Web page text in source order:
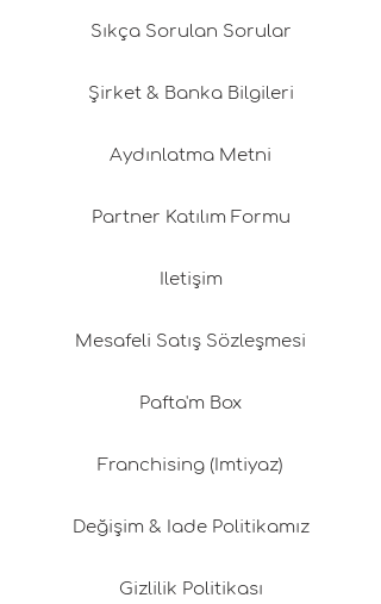
Sıkça Sorulan Sorular
Şirket & Banka Bilgileri
Aydınlatma Metni
Partner Katılım Formu
İletişim
Mesafeli Satış Sözleşmesi
Pafta'm Box
Franchising (İmtiyaz)
Değişim & İade Politikamız
Gizlilik Politikası